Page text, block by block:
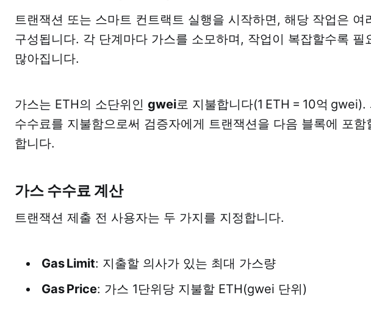
트랜잭션 또는 스마트 컨트랙트 실행을 시작하면, 해당 작업은 여
구성됩니다. 각 단계마다 가스를 소모하며, 작업이 복잡할수록 필
많아집니다.
가스는 ETH의 소단위인 gwei로 지불합니다(1 ETH = 10억
수수료를 지불함으로써 검증자에게 트랜잭션을 다음 블록에 포함
합니다.
가스 수수료 계산
트랜잭션 제출 전 사용자는 두 가지를 지정합니다.
Gas Limit: 지출할 의사가 있는 최대 가스량
Gas Price: 가스 1단위당 지불할 ETH(gwei 단위)